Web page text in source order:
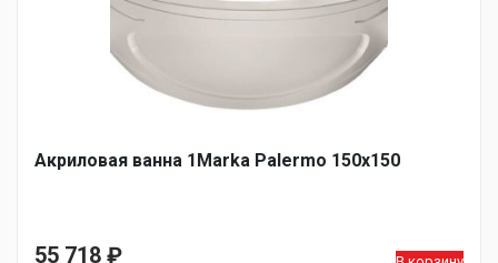
Акриловая ванна 1Marka Palermo 150х150
55 718 ₽